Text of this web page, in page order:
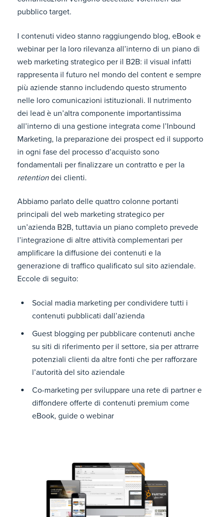
pubblico target.
I contenuti video stanno raggiungendo blog, eBook e
webinar per la loro rilevanza all’interno di un piano di
web marketing strategico per il B2B: il visual infatti
rappresenta il futuro nel mondo del content e sempre
più aziende stanno includendo questo strumento
nelle loro comunicazioni istituzionali. Il nutrimento
dei lead è un’altra componente importantissima
all’interno di una gestione integrata come l’Inbound
Marketing, la preparazione dei prospect ed il supporto
in ogni fase del processo d’acquisto sono
fondamentali per finalizzare un contratto e per la
retention dei clienti.
Abbiamo parlato delle quattro colonne portanti
principali del web marketing strategico per
un’azienda B2B, tuttavia un piano completo prevede
l’integrazione di altre attività complementari per
amplificare la diffusione dei contenuti e la
generazione di traffico qualificato sul sito aziendale.
Eccole di seguito:
Social madia marketing per condividere tutti i
contenuti pubblicati dall’azienda
Guest blogging per pubblicare contenuti anche
su siti di riferimento per il settore, sia per attrarre
potenziali clienti da altre fonti che per rafforzare
l’autorità del sito aziendale
Co-marketing per sviluppare una rete di partner e
diffondere offerte di contenuti premium come
eBook, guide o webinar